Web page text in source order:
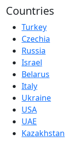
Countries
Turkey
Czechia
Russia
Israel
Belarus
Italy
Ukraine
USA
UAE
Kazakhstan